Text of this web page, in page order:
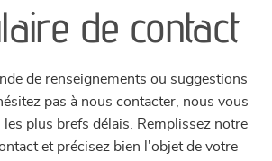
de contact
de renseignements ou suggestions
pas à nous contacter, nous vous
plus brefs délais. Remplissez notre
et précisez bien l'objet de votre